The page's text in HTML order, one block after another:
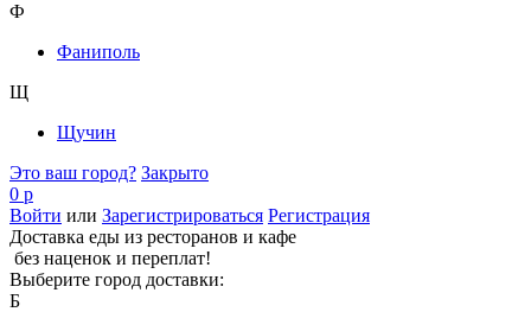
Ф
Фаниполь
Щ
Щучин
Это ваш город? Закрыто
0 р
Войти или Зарегистрироваться Регистрация
Доставка еды из ресторанов и кафе
без наценок и переплат!
Выберите город доставки:
Б